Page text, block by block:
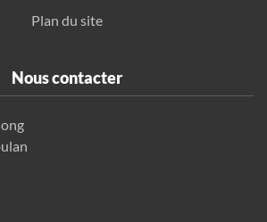
Plan du site
Nous contacter